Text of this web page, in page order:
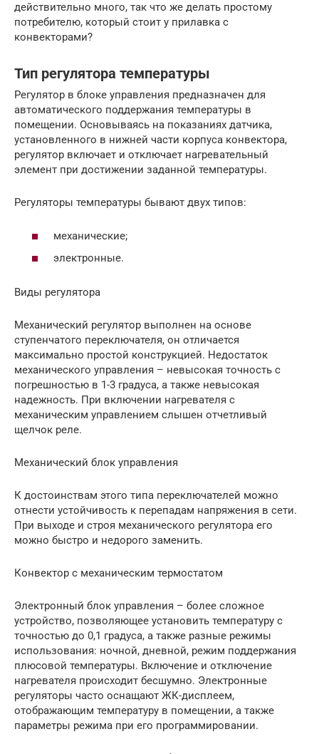
действительно много, так что же делать простому
потребителю, который стоит у прилавка с
конвекторами?
Тип регулятора температуры
Регулятор в блоке управления предназначен для
автоматического поддержания температуры в
помещении. Основываясь на показаниях датчика,
установленного в нижней части корпуса конвектора,
регулятор включает и отключает нагревательный
элемент при достижении заданной температуры.
Регуляторы температуры бывают двух типов:
механические;
электронные.
Виды регулятора
Механический регулятор выполнен на основе
ступенчатого переключателя, он отличается
максимально простой конструкцией. Недостаток
механического управления – невысокая точность с
погрешностью в 1-3 градуса, а также невысокая
надежность. При включении нагревателя с
механическим управлением слышен отчетливый
щелчок реле.
Механический блок управления
К достоинствам этого типа переключателей можно
отнести устойчивость к перепадам напряжения в сети.
При выходе и строя механического регулятора его
можно быстро и недорого заменить.
Конвектор с механическим термостатом
Электронный блок управления – более сложное
устройство, позволяющее установить температуру с
точностью до 0,1 градуса, а также разные режимы
использования: ночной, дневной, режим поддержания
плюсовой температуры. Включение и отключение
нагревателя происходит бесшумно. Электронные
регуляторы часто оснащают ЖК-дисплеем,
отображающим температуру в помещении, а также
параметры режима при его программировании.